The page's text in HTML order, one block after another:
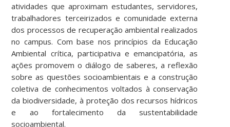
atividades que aproximam estudantes, servidores,
trabalhadores terceirizados e comunidade externa
dos processos de recuperação ambiental realizados
no campus. Com base nos princípios da Educação
Ambiental crítica, participativa e emancipatória, as
ações promovem o diálogo de saberes, a reflexão
sobre as questões socioambientais e a construção
coletiva de conhecimentos voltados à conservação
da biodiversidade, à proteção dos recursos hídricos
e ao fortalecimento da sustentabilidade
socioambiental.